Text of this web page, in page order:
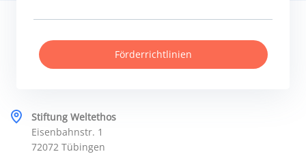
Stiftung Weltethos
Eisenbahnstr. 1
72072 Tübingen
Förderrichtlinien